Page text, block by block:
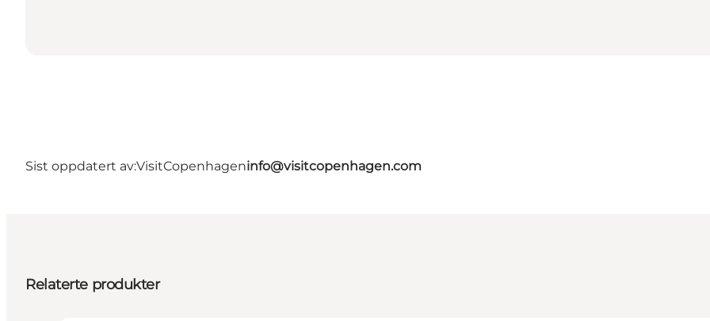
Sist oppdatert av:VisitCopenhageninfo@visitcopenhagen.com
Relaterte produkter